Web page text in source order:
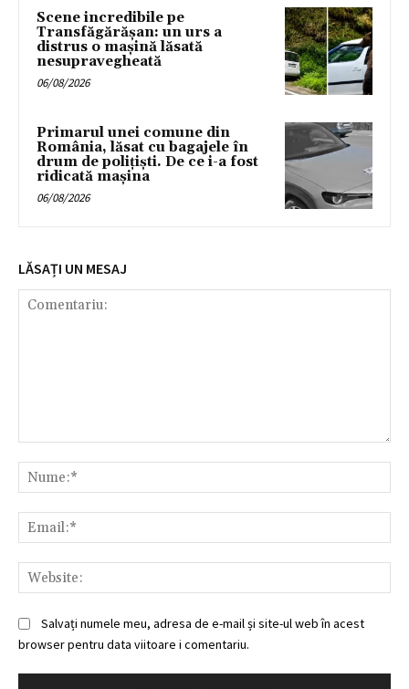
Scene incredibile pe
Transfăgărășan: un urs a
distrus o mașină lăsată
nesupravegheată
06/08/2026
Primarul unei comune din
România, lăsat cu bagajele în
drum de poliţişti. De ce i-a fost
ridicată maşina
06/08/2026
LĂSAȚI UN MESAJ
Salvați numele meu, adresa de e-mail și site-ul web în acest
browser pentru data viitoare i comentariu.